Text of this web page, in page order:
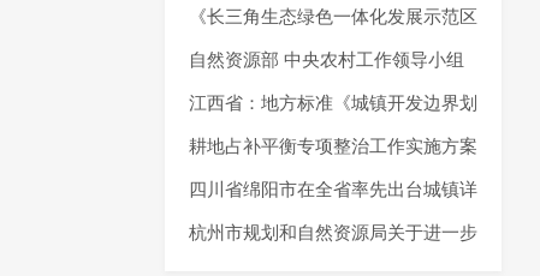
（征求意见稿）
《长三角生态绿色一体化发展示范区
国土空间总体规划实施体检评估报告
（2023年度）》发布
自然资源部 中央农村工作领导小组
办公室关于学习运用“千万工程”经验
提高村庄规划编制质量和实效的通知
江西省：地方标准《城镇开发边界划
定技术规程》公开征求意见
耕地占补平衡专项整治工作实施方案
推荐
四川省绵阳市在全省率先出台城镇详
细规划编制指南
杭州市规划和自然资源局关于进一步